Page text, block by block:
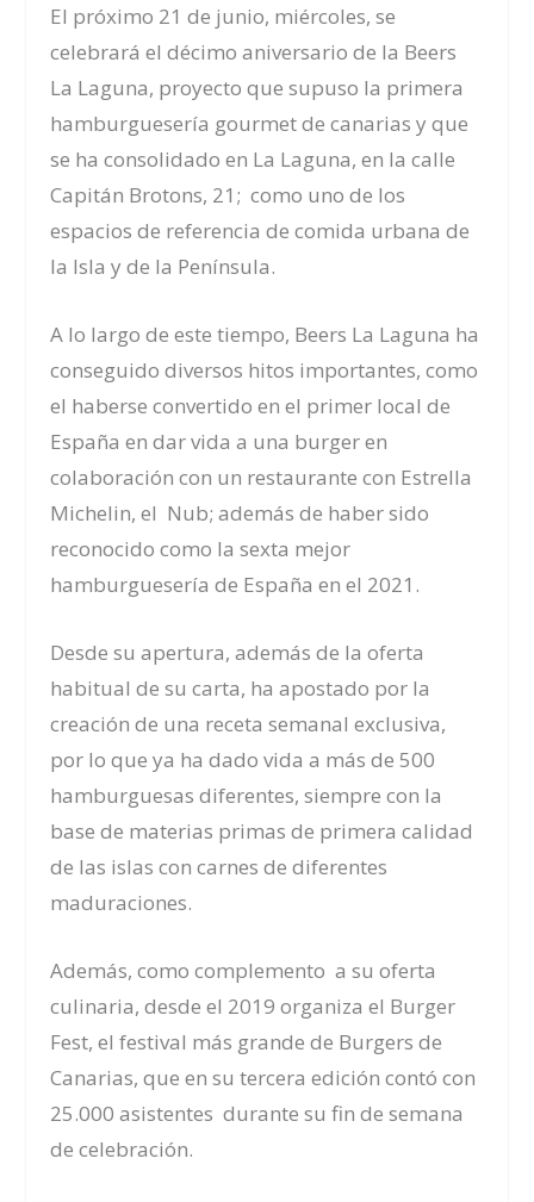
El próximo 21 de junio, miércoles, se
celebrará el décimo aniversario de la Beers
La Laguna, proyecto que supuso la primera
hamburguesería gourmet de canarias y que
se ha consolidado en La Laguna, en la calle
Capitán Brotons, 21; como uno de los
espacios de referencia de comida urbana de
la Isla y de la Península.
A lo largo de este tiempo, Beers La Laguna ha
conseguido diversos hitos importantes, como
el haberse convertido en el primer local de
España en dar vida a una burger en
colaboración con un restaurante con Estrella
Michelin, el Nub; además de haber sido
reconocido como la sexta mejor
hamburguesería de España en el 2021.
Desde su apertura, además de la oferta
habitual de su carta, ha apostado por la
creación de una receta semanal exclusiva,
por lo que ya ha dado vida a más de 500
hamburguesas diferentes, siempre con la
base de materias primas de primera calidad
de las islas con carnes de diferentes
maduraciones.
Además, como complemento a su oferta
culinaria, desde el 2019 organiza el Burger
Fest, el festival más grande de Burgers de
Canarias, que en su tercera edición contó con
25.000 asistentes durante su fin de semana
de celebración.